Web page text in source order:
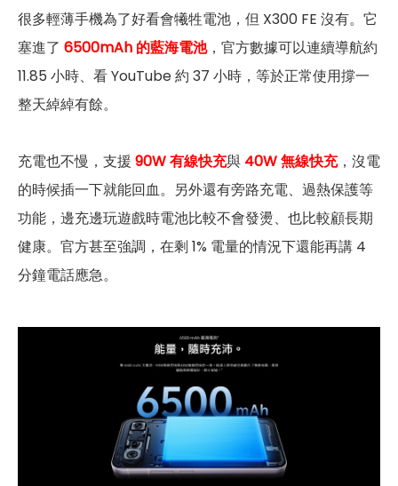
很多輕薄手機為了好看會犧牲電池，但 X300 FE 沒有。它
塞進了 6500mAh 的藍海電池，官方數據可以連續導航約
11.85 小時、看 YouTube 約 37 小時，等於正常使用撐一
整天綽綽有餘。
充電也不慢，支援 90W 有線快充與 40W 無線快充，沒電
的時候插一下就能回血。另外還有旁路充電、過熱保護等
功能，邊充邊玩遊戲時電池比較不會發燙、也比較顧長期
健康。官方甚至強調，在剩 1% 電量的情況下還能再講 4
分鐘電話應急。